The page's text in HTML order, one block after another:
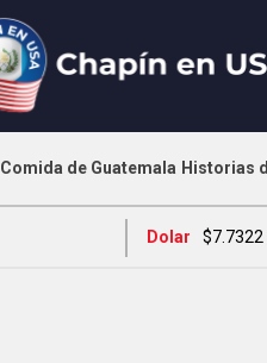
Comida de Guatemala Historias
Dolar $7.7322